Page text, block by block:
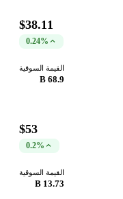
$38.11
0.24%
القيمة السوقية
68.9 B
$53
0.2%
القيمة السوقية
13.73 B